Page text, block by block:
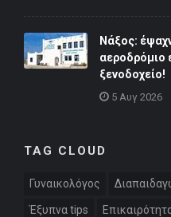
Νάξος:
αεροδρόμιο
ξενοδοχείο!
5 Αυγ 2026
TAG CLOUD
Γυναικολόγος
Έξυπνα tips